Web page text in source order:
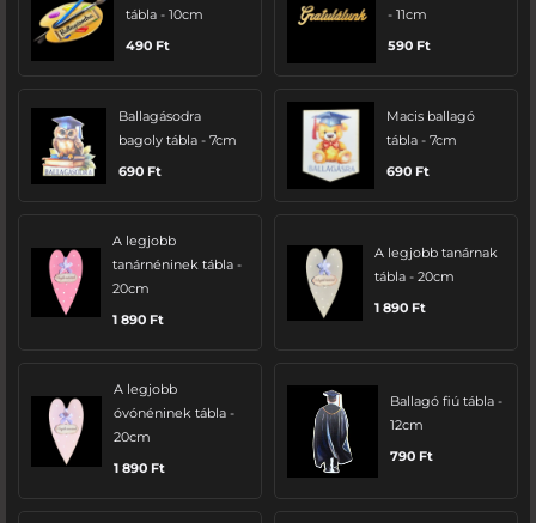
tábla - 10cm
490 Ft
- 11cm
590 Ft
Ballagásodra
bagoly tábla - 7cm
690 Ft
Macis ballagó
tábla - 7cm
690 Ft
A legjobb
tanárnéninek tábla -
20cm
1 890 Ft
A legjobb tanárnak
tábla - 20cm
1 890 Ft
A legjobb
óvónéninek tábla -
20cm
1 890 Ft
Ballagó fiú tábla -
12cm
790 Ft